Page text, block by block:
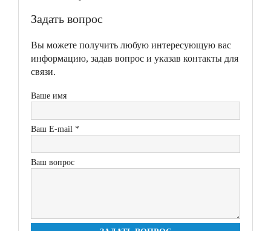
Задать вопрос
Вы можете получить любую интересующую вас
информацию, задав вопрос и указав контакты для
связи.
Ваше имя
Ваш E-mail *
Ваш вопрос